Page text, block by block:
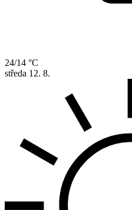
24/14 °C
středa 12. 8.